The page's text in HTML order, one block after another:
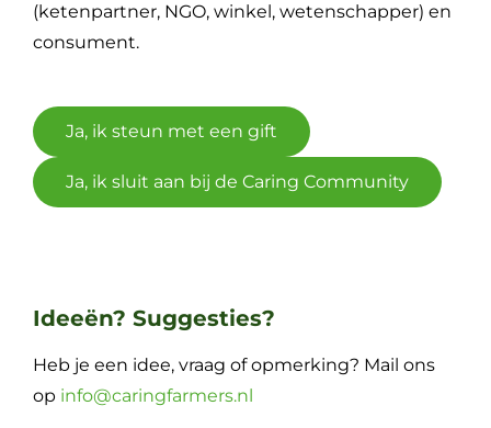
(ketenpartner, NGO, winkel, wetenschapper) en
consument.
Ja, ik steun met een gift
Ja, ik sluit aan bij de Caring Community
Ideeën? Suggesties?
Heb je een idee, vraag of opmerking? Mail ons
op info@caringfarmers.nl